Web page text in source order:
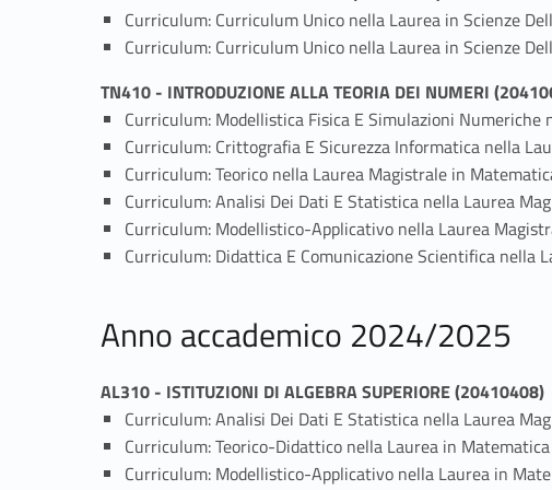
Curriculum: Curriculum Unico nella Laurea in Scienze
Curriculum: Curriculum Unico nella Laurea in Scienze
TN410 - INTRODUZIONE ALLA TEORIA DEI NUMERI
Curriculum: Modellistica Fisica E Simulazioni
Curriculum: Crittografia E Sicurezza Informatica nella
Curriculum: Teorico nella Laurea Magistrale in
Curriculum: Analisi Dei Dati E Statistica nella Laurea
Curriculum: Modellistico-Applicativo nella Laurea
Curriculum: Didattica E Comunicazione Scientifica nella
Anno accademico 2024/2025
AL310 - ISTITUZIONI DI ALGEBRA SUPERIORE (20410408)
Curriculum: Analisi Dei Dati E Statistica nella Laurea
Curriculum: Teorico-Didattico nella Laurea in
Curriculum: Modellistico-Applicativo nella Laurea in